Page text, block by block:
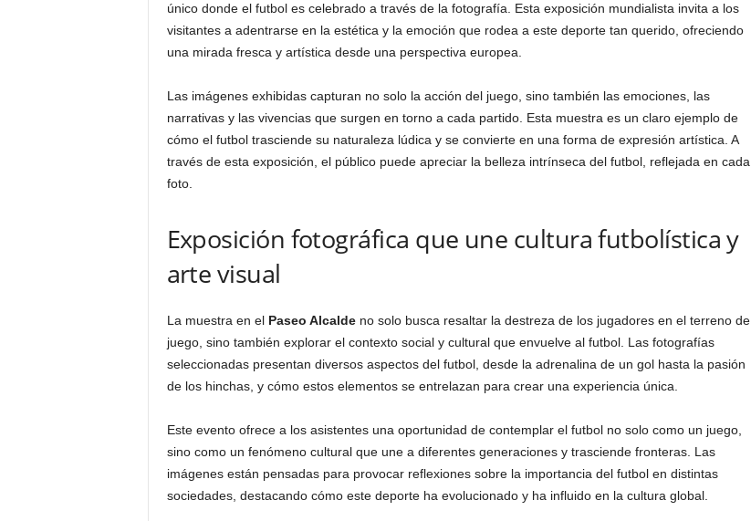
único donde el futbol es celebrado a través de la fotografía. Esta exposición mundialista invita a los
visitantes a adentrarse en la estética y la emoción que rodea a este deporte tan querido, ofreciendo
una mirada fresca y artística desde una perspectiva europea.
Las imágenes exhibidas capturan no solo la acción del juego, sino también las emociones, las
narrativas y las vivencias que surgen en torno a cada partido. Esta muestra es un claro ejemplo de
cómo el futbol trasciende su naturaleza lúdica y se convierte en una forma de expresión artística. A
través de esta exposición, el público puede apreciar la belleza intrínseca del futbol, reflejada en cada
foto.
Exposición fotográfica que une cultura futbolística y
arte visual
La muestra en el Paseo Alcaldeno solo busca resaltar la destreza de los jugadores en el terreno de
juego, sino también explorar el contexto social y cultural que envuelve al futbol. Las fotografías
seleccionadas presentan diversos aspectos del futbol, desde la adrenalina de un gol hasta la pasión
de los hinchas, y cómo estos elementos se entrelazan para crear una experiencia única.
Este evento ofrece a los asistentes una oportunidad de contemplar el futbol no solo como un juego,
sino como un fenómeno cultural que une a diferentes generaciones y trasciende fronteras. Las
imágenes están pensadas para provocar reflexiones sobre la importancia del futbol en distintas
sociedades, destacando cómo este deporte ha evolucionado y ha influido en la cultura global.